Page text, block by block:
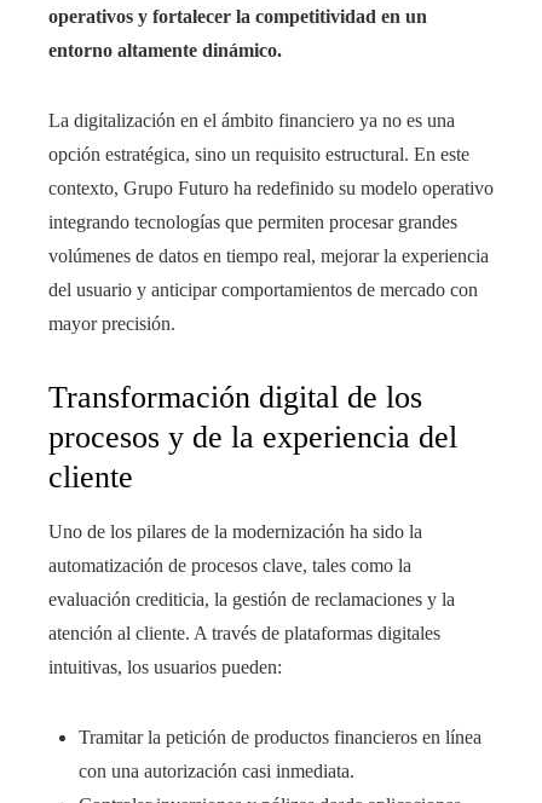
operativos y fortalecer la competitividad en un
entorno altamente dinámico.
La digitalización en el ámbito financiero ya no es una
opción estratégica, sino un requisito estructural. En este
contexto, Grupo Futuro ha redefinido su modelo operativo
integrando tecnologías que permiten procesar grandes
volúmenes de datos en tiempo real, mejorar la experiencia
del usuario y anticipar comportamientos de mercado con
mayor precisión.
Transformación digital de los
procesos y de la experiencia del
cliente
Uno de los pilares de la modernización ha sido la
automatización de procesos clave, tales como la
evaluación crediticia, la gestión de reclamaciones y la
atención al cliente. A través de plataformas digitales
intuitivas, los usuarios pueden:
Tramitar la petición de productos financieros en línea
con una autorización casi inmediata.